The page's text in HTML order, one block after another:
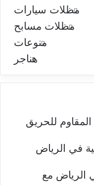
مظلات سيارات
مظلات مسابح
منوعات
هناجر
للحريق
في الرياض
الرياض مع